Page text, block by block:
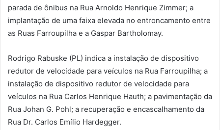
parada de ônibus na Rua Arnoldo Henrique Zimmer; a
implantação de uma faixa elevada no entroncamento entre
as Ruas Farroupilha e a Gaspar Bartholomay.
Rodrigo Rabuske (PL) indica a instalação de dispositivo
redutor de velocidade para veículos na Rua Farroupilha; a
instalação de dispositivo redutor de velocidade para
veículos na Rua Carlos Henrique Hauth; a pavimentação da
Rua Johan G. Pohl; a recuperação e encascalhamento da
Rua Dr. Carlos Emílio Hardegger.